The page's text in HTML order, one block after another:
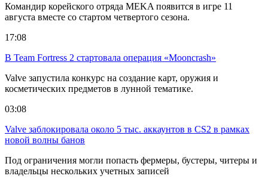
Командир корейского отряда MEKA появится в игре 11
августа вместе со стартом четвертого сезона.
17:08
В Team Fortress 2 стартовала операция «Mooncrash»
Valve запустила конкурс на создание карт, оружия и
косметических предметов в лунной тематике.
03:08
Valve заблокировала около 5 тыс. аккаунтов в CS2 в рамках
новой волны банов
Под ограничения могли попасть фермеры, бустеры, читеры и
владельцы нескольких учетных записей